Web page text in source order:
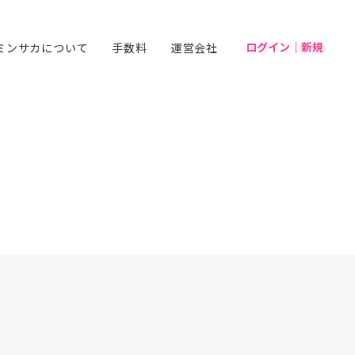
ンサカについて 手数料 運営会社 ログイン｜新規